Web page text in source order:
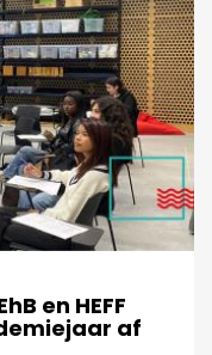
en HEFF
af